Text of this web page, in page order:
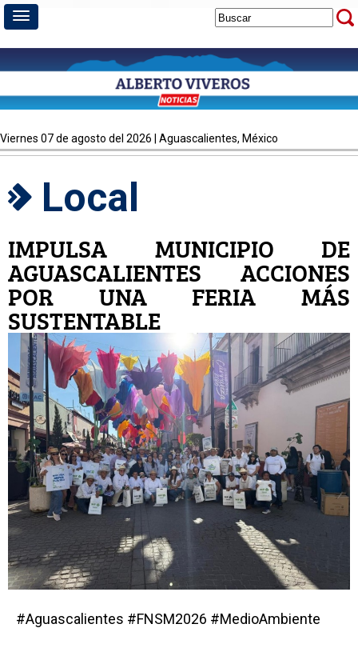
viernes 07 de agosto del 2026 | Aguascalientes, México
Local
IMPULSA MUNICIPIO DE
AGUASCALIENTES ACCIONES
POR UNA FERIA MÁS
SUSTENTABLE
#Aguascalientes #FNSM2026 #MedioAmbiente